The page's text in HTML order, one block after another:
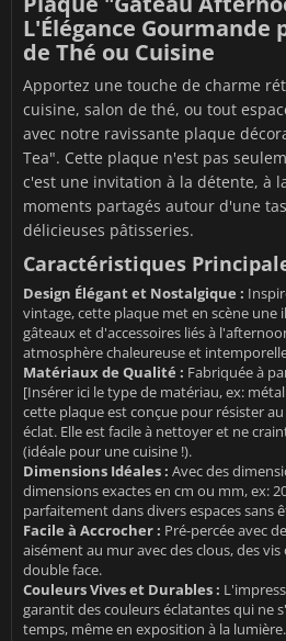
L'Élégance Gourmande
de Thé ou Cuisine
Apportez une touche de charme
cuisine, salon de thé, ou tout
avec notre ravissante plaque
Tea". Cette plaque n'est pas
c'est une invitation à la détente, à
moments partagés autour d'une
délicieuses pâtisseries.
Caractéristiques
Design Élégant et Nostalgique :
vintage, cette plaque met en scène
gâteaux et d'accessoires liés à
atmosphère chaleureuse et
Matériaux de Qualité : Fabriquée à
[Insérer ici le type de matériau, ex:
cette plaque est conçue pour résister
éclat. Elle est facile à nettoyer et ne
(idéale pour une cuisine !).
Dimensions Idéales : Avec des
dimensions exactes en cm ou mm, ex:
parfaitement dans divers espaces sans
Facile à Accrocher : Pré-percée avec
aisément au mur avec des clous, des
double face.
Couleurs Vives et Durables :
garantit des couleurs éclatantes qui ne
temps, même en exposition à la lumière.